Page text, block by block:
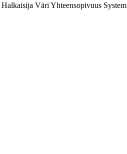
Halkaisija Väri Yhteensopivuus System